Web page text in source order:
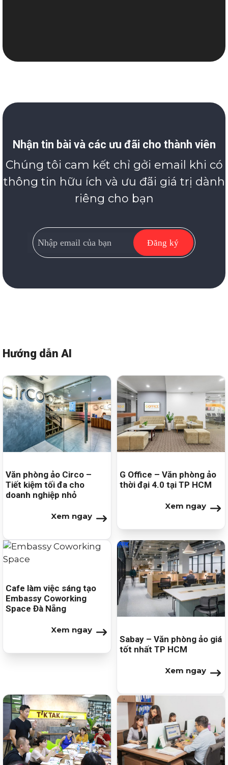
Nhận tin bài và các ưu đãi cho thành viên
Chúng tôi cam kết chỉ gởi email khi có
thông tin hữu ích và ưu đãi giá trị dành
riêng cho bạn
Đăng ký
Hướng dẫn AI
Văn phòng ảo Circo –
Tiết kiệm tối đa cho
doanh nghiệp nhỏ
Xem ngay
G Office – Văn phòng ảo
thời đại 4.0 tại TP HCM
Xem ngay
Cafe làm việc sáng tạo
Embassy Coworking
Space Đà Nẵng
Xem ngay
Sabay – Văn phòng ảo giá
tốt nhất TP HCM
Xem ngay